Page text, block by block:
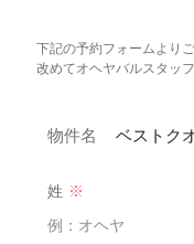
下記の予約フォームより
改めてオヘヤバルスタッ
物件名 ベストク
姓 ※